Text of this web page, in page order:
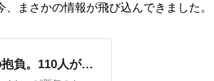
まさかの情報が飛び込んできました。